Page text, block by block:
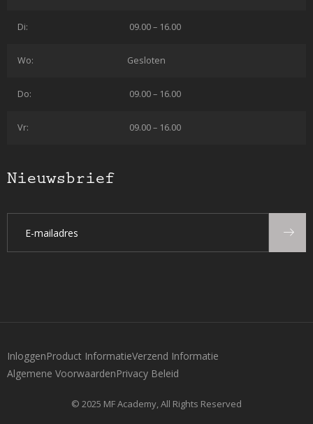
Di: 09.00 – 16.00
Wo: Gesloten
Do: 09.00 – 16.00
Vr: 09.00 – 16.00
Nieuwsbrief
InloggenProduct InformatieVerzend Informatie
Algemene VoorwaardenPrivacy Beleid
© 2025 MF Academy, All Rights Reserved